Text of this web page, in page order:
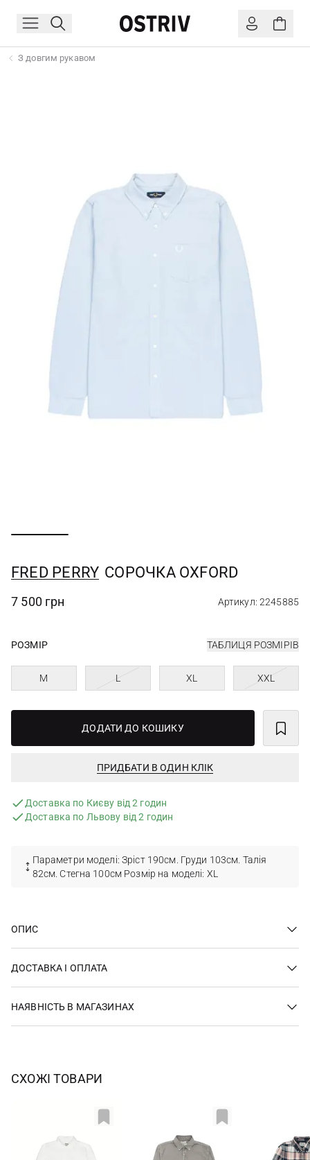
З довгим рукавом
FRED PERRY СОРОЧКА OXFORD
7 500 грн Артикул: 2245885
РОЗМІР ТАБЛИЦЯ РОЗМІРІВ
M L XL XXL
ДОДАТИ ДО КОШИКУ
ПРИДБАТИ В ОДИН КЛІК
Доставка по Києву від 2 годин
Доставка по Львову від 2 годин
Параметри моделі: Зріст 190см. Груди 103см. Талія
82см. Стегна 100см Розмір на моделі: ХL
ОПИС
ДОСТАВКА І ОПЛАТА
НАЯВНІСТЬ В МАГАЗИНАХ
СХОЖІ ТОВАРИ